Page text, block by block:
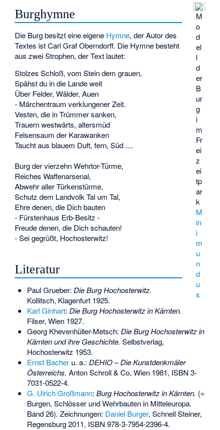
M
o
d
el
l
d
er
B
ur
g
i
m
Fr
ei
z
ei
tp
ar
k
M
in
i
m
u
n
d
u
s
Burghymne
Die Burg besitzt eine eigene Hymne, der Autor des
Textes istCarl Graf Oberndorff. Die Hymne besteht
aus zwei Strophen, der Text lautet:
Stolzes Schloß, vom Stein dem grauen,
Spähst du in die Lande weit
Über Felder, Wälder, Auen
- Märchentraum verklungener Zeit.
Vesten, die in Trümmer sanken,
Trauern westwärts, altersmüd
Felsensaum der Karawanken
Taucht aus blauem Duft, fern, Süd ....
Burg der vierzehn Wehrtor-Türme,
Reiches Waffenarsenal,
Abwehr aller Türkenstürme,
Schutz dem Landvolk Tal um Tal,
Ehre denen, die Dich bauten
- Fürstenhaus Erb-Besitz -
Freude denen, die Dich schauten!
- Sei gegrüßt, Hochosterwitz!
Literatur
Paul Grueber: Die Burg Hochosterwitz.
Kollitsch, Klagenfurt 1925.
Karl Ginhart: Die Burg Hochosterwitz in Kärnten.
Filser, Wien 1927.
Georg Khevenhüller-Metsch: Die Burg Hochosterwitz in
Kärnten und ihre Geschichte. Selbstverlag,
Hochosterwitz 1953.
Ernst Bacheru. a.: DEHIO – Die Kunstdenkmäler
Österreichs. Anton Schroll & Co, Wien 1981, ISBN 3-
7031-0522-4.
G. Ulrich Großmann: Burg Hochosterwitz in Kärnten. (=
Burgen, Schlösser und Wehrbauten in Mitteleuropa.
Band 26). Zeichnungen: Daniel Burger, Schnell Steiner,
Regensburg 2011, ISBN 978-3-7954-2396-4.